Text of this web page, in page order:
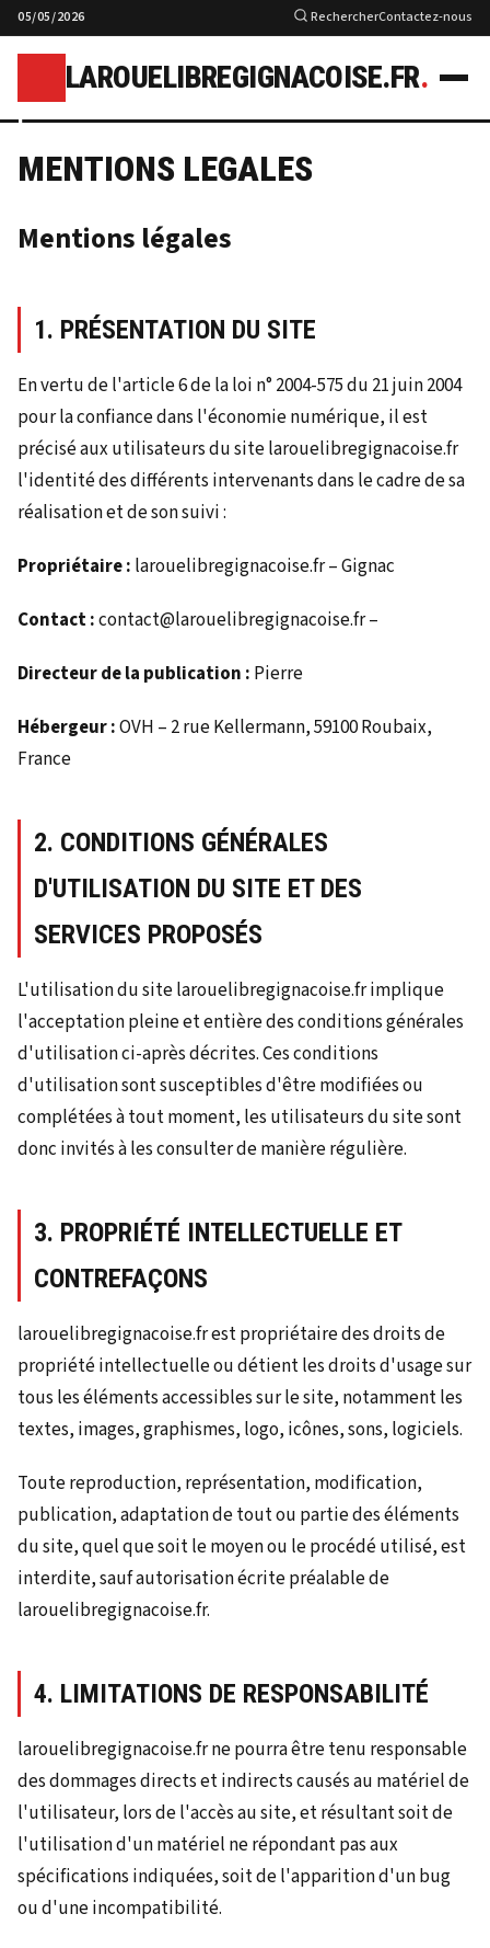
05/05/2026 RechercherContactez-nous
l
LAROUELIBREGIGNACOISE.FR.
MENTIONS LEGALES
Mentions légales
1. PRÉSENTATION DU SITE
En vertu de l'article 6 de la loi n° 2004-575 du 21 juin 2004
pour la confiance dans l'économie numérique, il est
précisé aux utilisateurs du site larouelibregignacoise.fr
l'identité des différents intervenants dans le cadre de sa
réalisation et de son suivi :
Propriétaire : larouelibregignacoise.fr – Gignac
Contact :contact@larouelibregignacoise.fr –
Directeur de la publication : Pierre
Hébergeur :OVH – 2 rue Kellermann, 59100 Roubaix,
France
2. CONDITIONS GÉNÉRALES
D'UTILISATION DU SITE ET DES
SERVICES PROPOSÉS
L'utilisation du site larouelibregignacoise.fr implique
l'acceptation pleine et entière des conditions générales
d'utilisation ci-après décrites. Ces conditions
d'utilisation sont susceptibles d'être modifiées ou
complétées à tout moment, les utilisateurs du site sont
donc invités à les consulter de manière régulière.
3. PROPRIÉTÉ INTELLECTUELLE ET
CONTREFAÇONS
larouelibregignacoise.fr est propriétaire des droits de
propriété intellectuelle ou détient les droits d'usage sur
tous les éléments accessibles sur le site, notamment les
textes, images, graphismes, logo, icônes, sons, logiciels.
Toute reproduction, représentation, modification,
publication, adaptation de tout ou partie des éléments
du site, quel que soit le moyen ou le procédé utilisé, est
interdite, sauf autorisation écrite préalable de
larouelibregignacoise.fr.
4. LIMITATIONS DE RESPONSABILITÉ
larouelibregignacoise.fr ne pourra être tenu responsable
des dommages directs et indirects causés au matériel de
l'utilisateur, lors de l'accès au site, et résultant soit de
l'utilisation d'un matériel ne répondant pas aux
spécifications indiquées, soit de l'apparition d'un bug
ou d'une incompatibilité.